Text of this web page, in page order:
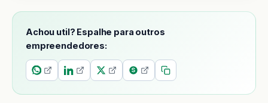
Achou util? Espalhe para outros
empreendedores: